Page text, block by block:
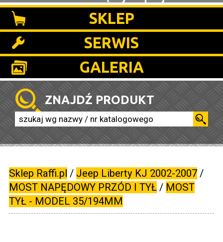
SKLEP
SERWIS
GALERIA
ZNAJDŹ PRODUKT
Sklep Raffi.pl / Jeep Liberty KJ 2002-2007/
MOST NAPĘDOWY PRZÓD I TYŁ/ MOST
TYŁ - MODEL 35/194MM